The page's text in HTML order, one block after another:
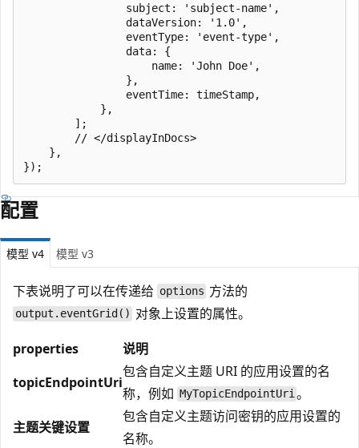
                subject: 'subject-name',
                dataVersion: '1.0',
                eventType: 'event-type',
                data: {
                    name: 'John Doe',
                },
                eventTime: timeStamp,
            },
        ];
        // </displayInDocs>
    },
配置
模型 v4 模型 v3
下表说明了可以在传递给 options 方法的
output.eventGrid() 对象上设置的属性。
properties
说明
topicEndpointUri
包含自定义主题 URI 的应用设置的名
称，例如 MyTopicEndpointUri。
主题关键设置
包含自定义主题访问密钥的应用设置的
名称。